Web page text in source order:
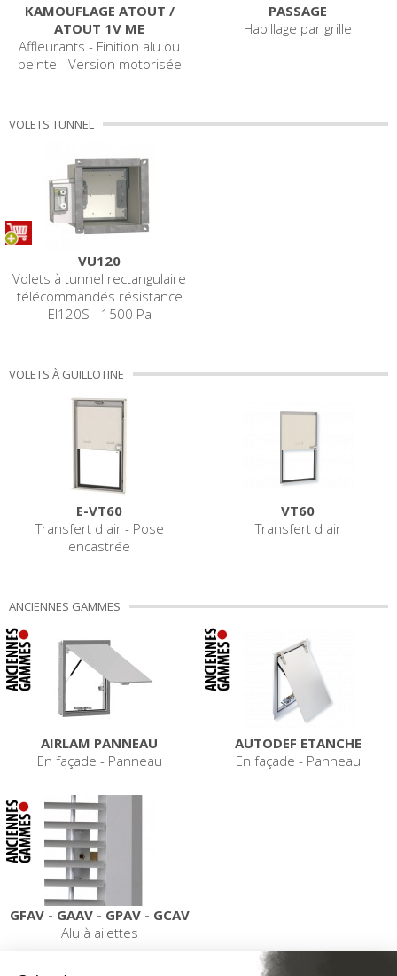
KAMOUFLAGE ATOUT /
ATOUT 1V ME
Affleurants - Finition alu ou
peinte - Version motorisée
PASSAGE
Habillage par grille
VOLETS TUNNEL
VU120
Volets à tunnel rectangulaire
télécommandés résistance
EI120S - 1500 Pa
VOLETS À GUILLOTINE
E-VT60
Transfert d air - Pose
encastrée
VT60
Transfert d air
ANCIENNES GAMMES
AIRLAM PANNEAU
En façade - Panneau
AUTODEF ETANCHE
En façade - Panneau
GFAV - GAAV - GPAV - GCAV
Alu à ailettes